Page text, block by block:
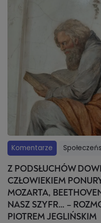
Komentarze
Z PODSŁUCHÓW
CZŁOWIEKIEM
MOZARTA,
NASZ SZYFR… –
PIOTREM JEGLIŃSKIM